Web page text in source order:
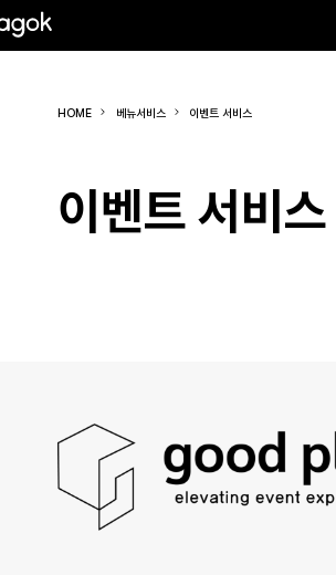
HOME 베뉴서비스 이벤트 서비스
이벤트 서비스